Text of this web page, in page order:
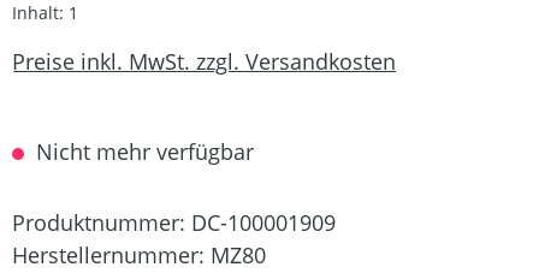
Inhalt: 1
Preise inkl. MwSt. zzgl. Versandkosten
Nicht mehr verfügbar
Produktnummer: DC-100001909
Herstellernummer: MZ80